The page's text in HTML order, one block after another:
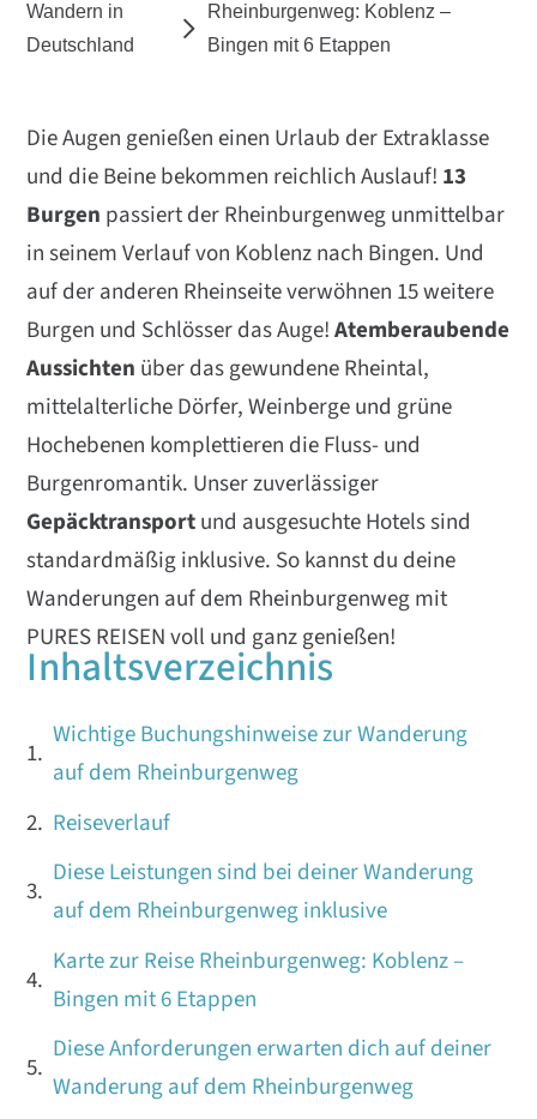
Wandern in
Deutschland
Rheinburgenweg: Koblenz –
Bingen mit 6 Etappen
Die Augen genießen einen Urlaub der Extraklasse
und die Beine bekommen reichlich Auslauf! 13
Burgen passiert der Rheinburgenweg unmittelbar
in seinem Verlauf von Koblenz nach Bingen. Und
auf der anderen Rheinseite verwöhnen 15 weitere
Burgen und Schlösser das Auge!Atemberaubende
Aussichten über das gewundene Rheintal,
mittelalterliche Dörfer, Weinberge und grüne
Hochebenen komplettieren die Fluss- und
Burgenromantik. Unser zuverlässiger
Gepäcktransportund ausgesuchte Hotels sind
standardmäßig inklusive. So kannst du deine
Wanderungen auf dem Rheinburgenweg mit
PURES REISEN voll und ganz genießen!
Inhaltsverzeichnis
Wichtige Buchungshinweise zur Wanderung
auf dem Rheinburgenweg
Reiseverlauf
Diese Leistungen sind bei deiner Wanderung
auf dem Rheinburgenweg inklusive
Karte zur Reise Rheinburgenweg: Koblenz –
Bingen mit 6 Etappen
Diese Anforderungen erwarten dich auf deiner
Wanderung auf dem Rheinburgenweg